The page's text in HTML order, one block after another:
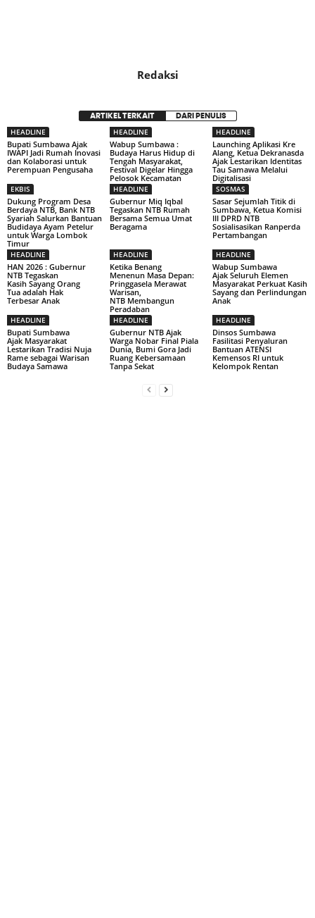
Redaksi
ARTIKEL TERKAIT DARI PENULIS
HEADLINE
Bupati Sumbawa Ajak
IWAPI Jadi Rumah Inovasi
dan Kolaborasi untuk
Perempuan Pengusaha
HEADLINE
Wabup Sumbawa :
Budaya Harus Hidup di
Tengah Masyarakat,
Festival Digelar Hingga
Pelosok Kecamatan
HEADLINE
Launching Aplikasi Kre
Alang, Ketua Dekranasda
Ajak Lestarikan Identitas
Tau Samawa Melalui
Digitalisasi
EKBIS
Dukung Program Desa
Berdaya NTB, Bank NTB
Syariah Salurkan Bantuan
Budidaya Ayam Petelur
untuk Warga Lombok
Timur
HEADLINE
Gubernur Miq Iqbal
Tegaskan NTB Rumah
Bersama Semua Umat
Beragama
SOSMAS
Sasar Sejumlah Titik di
Sumbawa, Ketua Komisi
III DPRD NTB
Sosialisasikan Ranperda
Pertambangan
HEADLINE
HAN 2026 : Gubernur
NTB Tegaskan
Kasih Sayang Orang
Tua adalah Hak
Terbesar Anak
HEADLINE
Ketika Benang
Menenun Masa Depan:
Pringgasela Merawat
Warisan,
NTB Membangun
Peradaban
HEADLINE
Wabup Sumbawa
Ajak Seluruh Elemen
Masyarakat Perkuat Kasih
Sayang dan Perlindungan
Anak
HEADLINE
Bupati Sumbawa
Ajak Masyarakat
Lestarikan Tradisi Nuja
Rame sebagai Warisan
Budaya Samawa
HEADLINE
Gubernur NTB Ajak
Warga Nobar Final Piala
Dunia, Bumi Gora Jadi
Ruang Kebersamaan
Tanpa Sekat
HEADLINE
Dinsos Sumbawa
Fasilitasi Penyaluran
Bantuan ATENSI
Kemensos RI untuk
Kelompok Rentan